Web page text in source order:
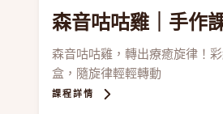
森音咕咕雞 ｜手作
森音咕咕雞，轉出療癒旋律！
盒，隨旋律輕輕轉動
課程詳情